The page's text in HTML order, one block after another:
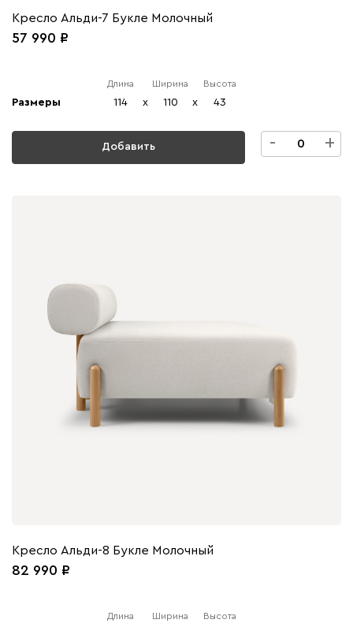
Кресло Альди-7 Букле Молочный
57 990
Размеры
Длина
114 x
Ширина
110 x
Высота
43
Добавить - +
Кресло Альди-8 Букле Молочный
82 990
Длина Ширина Высота